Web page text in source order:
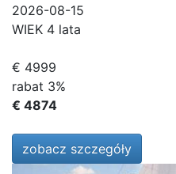
2026-08-15
WIEK 4 lata
€ 4999
rabat 3%
€ 4874
zobacz szczegóły